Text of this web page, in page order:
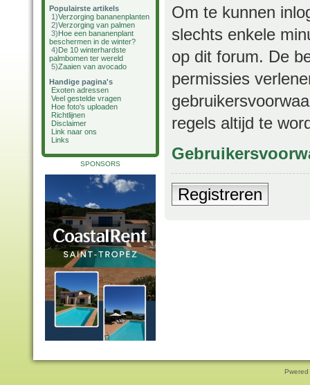
Populairste artikels
1)Verzorging bananenplanten
2)Verzorging van palmen
3)Hoe een bananenplant
beschermen in de winter?
4)De 10 winterhardste
palmbomen ter wereld
5)Zaaien van avocado
Handige pagina's
Exoten adressen
Veel gestelde vragen
Hoe foto's uploaden
Richtlijnen
Disclaimer
Link naar ons
Links
SPONSORS
Om te kunnen
slechts enkele
op dit forum. De
permissies
regels altijd te
Registreren